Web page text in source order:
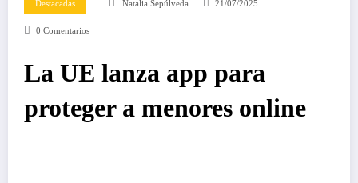
Destacadas Natalia Sepúlveda 21/07/2025
0 Comentarios
La UE lanza app para
proteger a menores online